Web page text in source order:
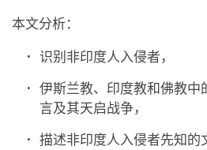
本文分析：
识别非印度人入侵者，
伊斯兰教、印度教和佛教中
言及其天启战争，
描述非印度人入侵者先知的